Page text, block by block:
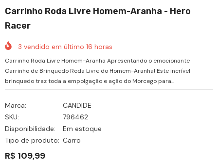
Carrinho Roda Livre Homem-Aranha - Hero
Racer
3 vendido em último 16 horas
Carrinho Roda Livre Homem-Aranha Apresentando o emocionante
Carrinho de Brinquedo Roda Livre do Homem-Aranha! Este incrível
brinquedo traz toda a empolgação e ação do Morcego para...
Marca:
CANDIDE
SKU:
796462
Disponibilidade:
Em estoque
Tipo de produto: Carro
R$ 109,99